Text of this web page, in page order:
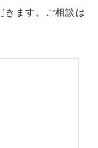
きます。ご相談は